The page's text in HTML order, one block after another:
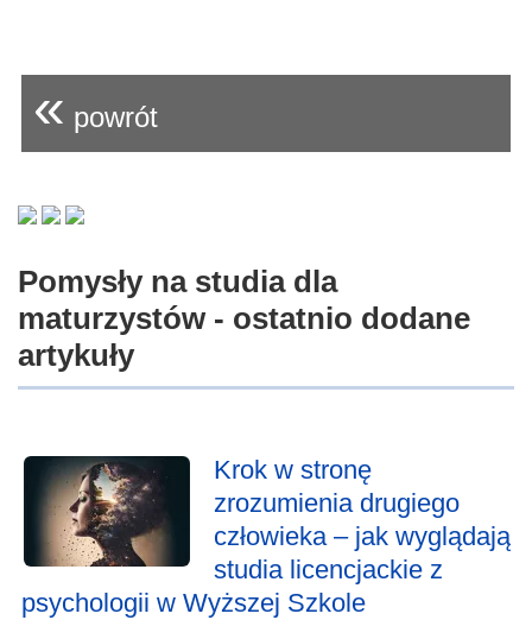
« powrót
Pomysły na studia dla
maturzystów - ostatnio dodane
artykuły
Krok w stronę
zrozumienia drugiego
człowieka – jak wyglądają
studia licencjackie z
psychologii w Wyższej Szkole